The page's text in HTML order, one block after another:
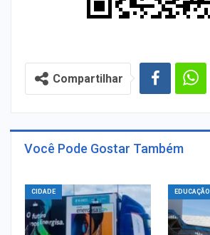
Compartilhar
Você Pode Gostar Também
CIDADE EDUCAÇÃO